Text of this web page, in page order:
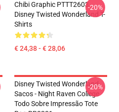
Chibi Graphic PTTT2603
Disney Twisted Wonderland T-
Shirts
€ 24,38 - € 28,06
-20%
Disney Twisted Wonderland
Sacos - Night Raven College
Todo Sobre Impressão Tote
-20%